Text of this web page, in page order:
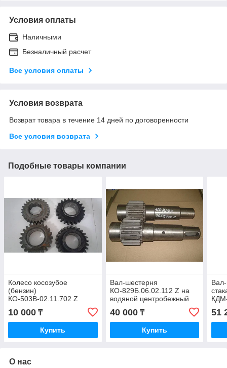
Условия оплаты
Наличными
Безналичный расчет
Все условия оплаты
Условия возврата
Возврат товара в течение 14 дней по договоренности
Все условия возврата
Подобные товары компании
Колесо косозубое
(бензин)
КО-503В-02.11.702 Z
10 000 ₸
Купить
Вал-шестерня
КО-829Б.06.02.112 Z на
водяной центробежный
насос КО-829Б, КО-829Д
40 000₸
Купить
51
О нас